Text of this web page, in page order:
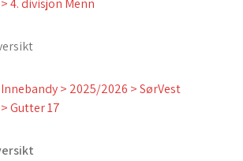
4. divisjon Menn
> 2025/2026 > SørVest
Gutter 17